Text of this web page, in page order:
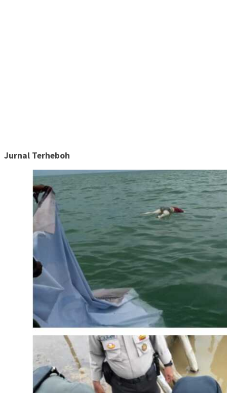
Jurnal Terheboh